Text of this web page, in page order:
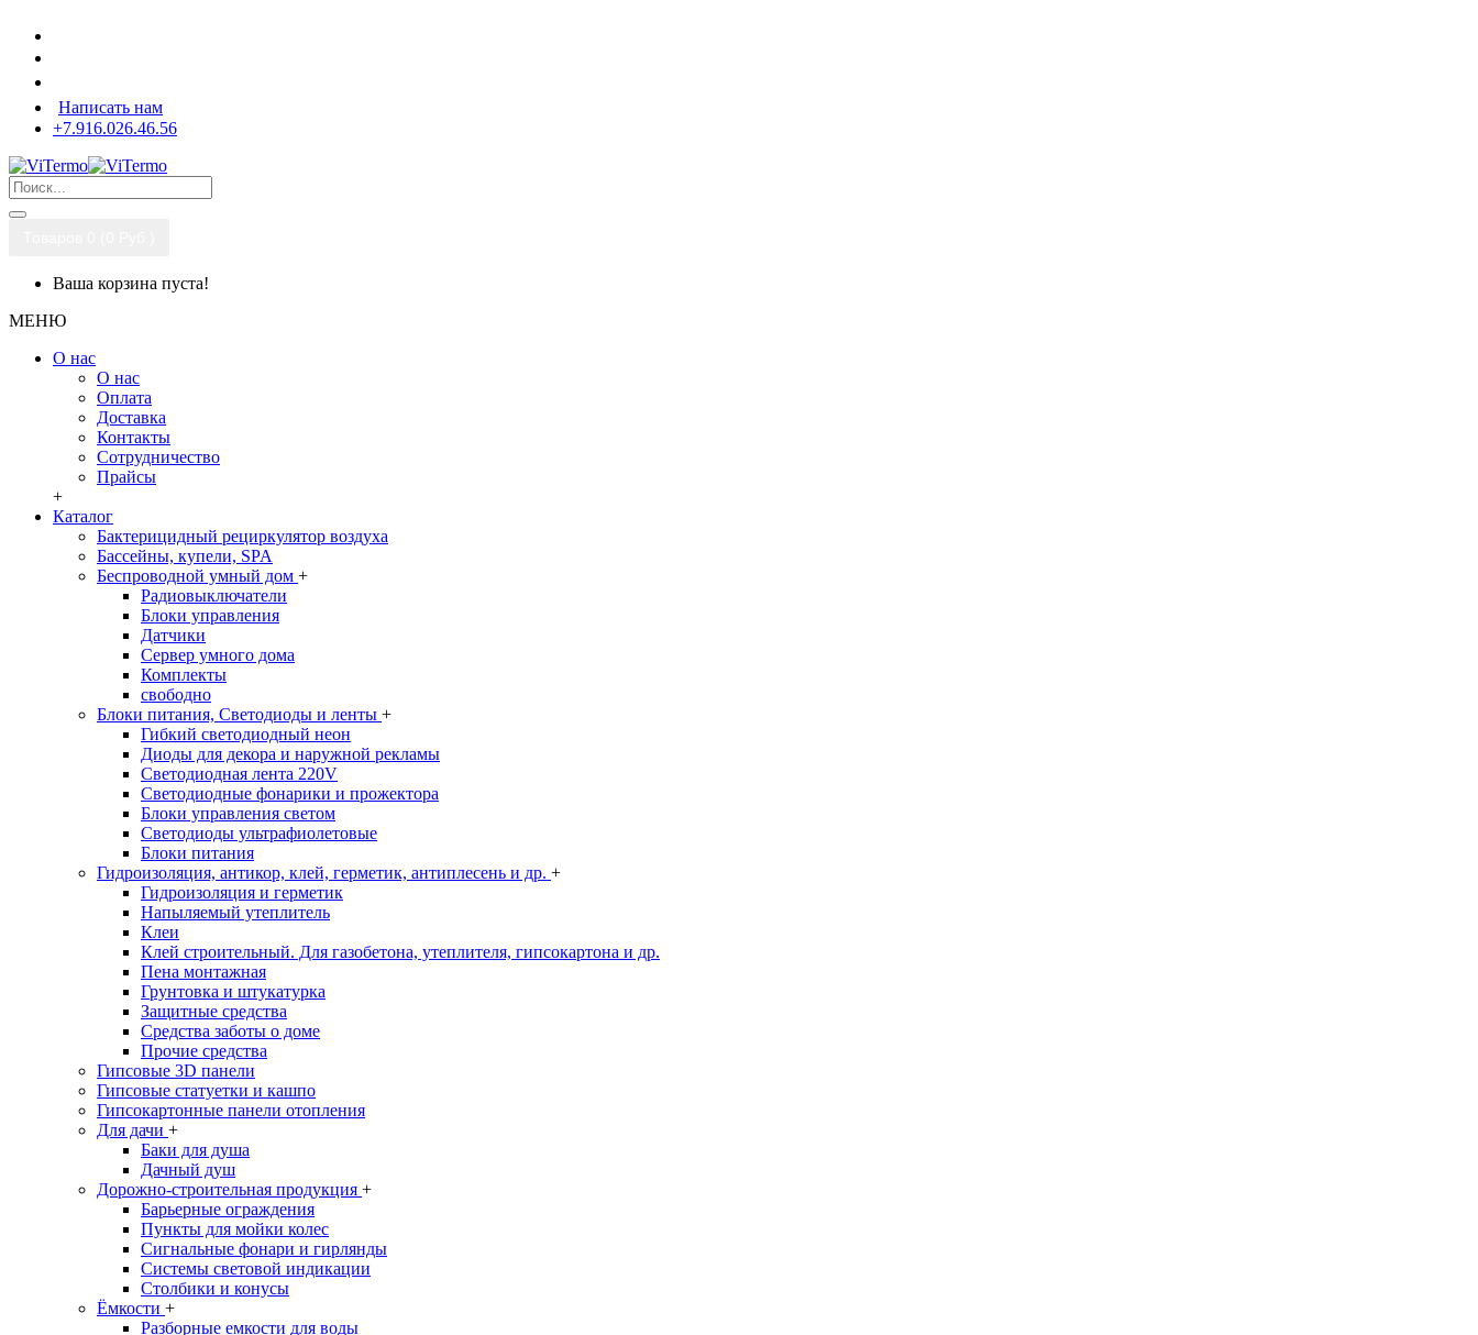
Написать нам
+7.916.026.46.56
Ваша корзина пуста!
МЕНЮ
О нас
О нас
Оплата
Доставка
Контакты
Сотрудничество
Прайсы
+
Каталог
Бактерицидный рециркулятор воздуха
Бассейны, купели, SPA
Беспроводной умный дом +
Радиовыключатели
Блоки управления
Датчики
Сервер умного дома
Комплекты
свободно
Блоки питания, Светодиоды и ленты +
Гибкий светодиодный неон
Диоды для декора и наружной рекламы
Светодиодная лента 220V
Светодиодные фонарики и прожектора
Блоки управления светом
Светодиоды ультрафиолетовые
Блоки питания
Гидроизоляция, антикор, клей, герметик, антиплесень и др. +
Гидроизоляция и герметик
Напыляемый утеплитель
Клеи
Клей строительный. Для газобетона, утеплителя, гипсокартона и др.
Пена монтажная
Грунтовка и штукатурка
Защитные средства
Средства заботы о доме
Прочие средства
Гипсовые 3D панели
Гипсовые статуетки и кашпо
Гипсокартонные панели отопления
Для дачи +
Баки для душа
Дачный душ
Дорожно-строительная продукция +
Барьерные ограждения
Пункты для мойки колес
Сигнальные фонари и гирлянды
Системы световой индикации
Столбики и конусы
Ёмкости +
Разборные емкости для воды